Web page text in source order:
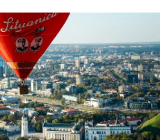
합
글로벌 HR 및 급여 솔루션
장
션과 지급 소요 시간 확인
인